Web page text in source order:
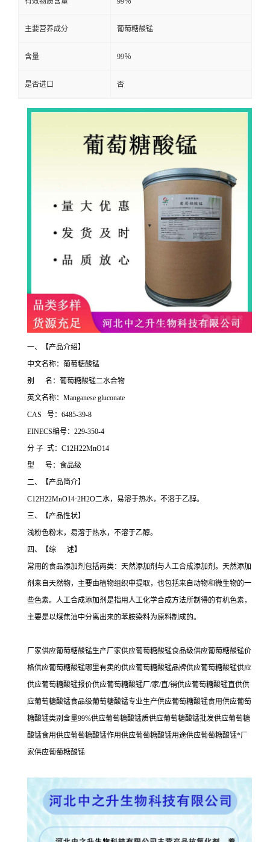
主要营养成分 葡萄糖酸锰
含量 99％
是否进口 否
一、【产品介绍】
中文名称：葡萄糖酸锰
别 名：葡萄糖酸锰二水合物
英文名称：Manganese gluconate
CAS 号：6485-39-8
EINECS编号：229-350-4
分 子 式：C12H22MnO14
型 号：食品级
二、【产品简介】
C12H22MnO14·2H2O二水，易溶于热水，不溶于乙醇。
三、【产品性状】
浅粉色粉末，易溶于热水，不溶于乙醇。
四、【综 述】
常用的食品添加剂包括两类：天然添加剂与人工合成添加剂。天然添加
剂来自天然物，主要由植物组织中提取，也包括来自动物和微生物的一
些色素。人工合成添加剂是指用人工化学合成方法所制得的有机色素，
主要是以煤焦油中分离出来的苯胺染料为原料制成的。
厂家供应葡萄糖酸锰生产厂家供应葡萄糖酸锰食品级供应葡萄糖酸锰价
格供应葡萄糖酸锰哪里有卖的供应葡萄糖酸锰品牌供应葡萄糖酸锰供应
供应葡萄糖酸锰报价供应葡萄糖酸锰厂/家/直/销供应葡萄糖酸锰直供供
应葡萄糖酸锰食品级葡萄糖酸锰专业生产供应葡萄糖酸锰食用供应葡萄
糖酸锰类别含量99%供应葡萄糖酸锰质供应葡萄糖酸锰批发供应葡萄糖
酸锰食用供应葡萄糖酸锰作用供应葡萄糖酸锰用途供应葡萄糖酸锰*厂
家供应葡萄糖酸锰